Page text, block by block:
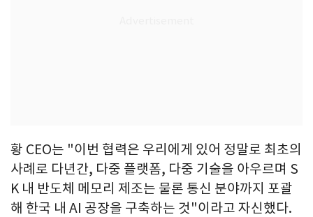
황 CEO는 "이번 협력은 우리에게 있어 정말로 최초의
사례로 다년간, 다중 플랫폼, 다중 기술을 아우르며 S
K 내 반도체 메모리 제조는 물론 통신 분야까지 포괄
해 한국 내 AI 공장을 구축하는 것"이라고 자신했다.